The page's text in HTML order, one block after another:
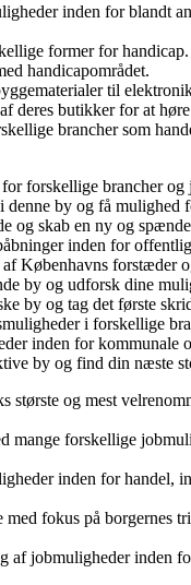
inden for blandt
former for
handicapområdet.
til
deres butikker for at
brancher som
forskellige brancher og
by og få mulighed
og skab en ny og
inden for
Københavns forstæder
by og udforsk dine
by og tag det første
i forskellige
inden for kommunale
by og find din næste
og mest
forskellige
inden for handel,
fokus på
jobmuligheder inden